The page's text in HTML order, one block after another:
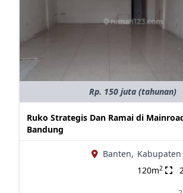
Rp. 150 juta (tahunan)
Ruko Strategis Dan Ramai di
Bandung
Banten,
120m2